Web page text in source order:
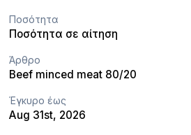
Ποσότητα
Ποσότητα σε αίτηση
Άρθρο
Beef minced meat 80/20
Έγκυρο έως
Aug 31st, 2026